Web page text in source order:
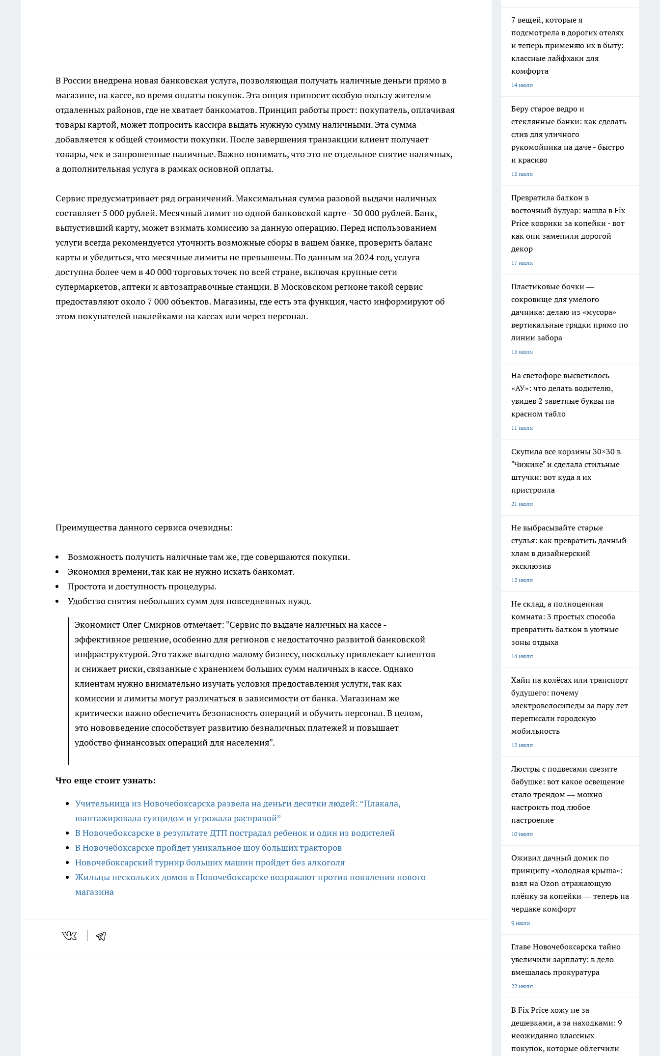
В России внедрена новая банковская услуга, позволяющая получать наличные деньги прямо в
магазине, на кассе, во время оплаты покупок. Эта опция приносит особую пользу жителям
отдаленных районов, где не хватает банкоматов. Принцип работы прост: покупатель, оплачивая
товары картой, может попросить кассира выдать нужную сумму наличными. Эта сумма
добавляется к общей стоимости покупки. После завершения транзакции клиент получает
товары, чек и запрошенные наличные. Важно понимать, что это не отдельное снятие наличных,
а дополнительная услуга в рамках основной оплаты.
Сервис предусматривает ряд ограничений. Максимальная сумма разовой выдачи наличных
составляет 5 000 рублей. Месячный лимит по одной банковской карте - 30 000 рублей. Банк,
выпустивший карту, может взимать комиссию за данную операцию. Перед использованием
услуги всегда рекомендуется уточнить возможные сборы в вашем банке, проверить баланс
карты и убедиться, что месячные лимиты не превышены. По данным на 2024 год, услуга
доступна более чем в 40 000 торговых точек по всей стране, включая крупные сети
супермаркетов, аптеки и автозаправочные станции. В Московском регионе такой сервис
предоставляют около 7 000 объектов. Магазины, где есть эта функция, часто информируют об
этом покупателей наклейками на кассах или через персонал.
Преимущества данного сервиса очевидны:
Возможность получить наличные там же, где совершаются покупки.
Экономия времени, так как не нужно искать банкомат.
Простота и доступность процедуры.
Удобство снятия небольших сумм для повседневных нужд.
Экономист Олег Смирнов отмечает: "Сервис по выдаче наличных на кассе -
эффективное решение, особенно для регионов с недостаточно развитой банковской
инфраструктурой. Это также выгодно малому бизнесу, поскольку привлекает клиентов
и снижает риски, связанные с хранением больших сумм наличных в кассе. Однако
клиентам нужно внимательно изучать условия предоставления услуги, так как
комиссии и лимиты могут различаться в зависимости от банка. Магазинам же
критически важно обеспечить безопасность операций и обучить персонал. В целом,
это нововведение способствует развитию безналичных платежей и повышает
удобство финансовых операций для населения".
Что еще стоит узнать:
Учительница из Новочебоксарска развела на деньги десятки людей: “Плакала,
шантажировала суицидом и угрожала расправой”
В Новочебоксарске в результате ДТП пострадал ребенок и один из водителей
В Новочебоксарске пройдет уникальное шоу больших тракторов
Новочебоксарский турнир больших машин пройдет без алкоголя
Жильцы нескольких домов в Новочебоксарске возражают против появления нового
магазина
7 вещей, которые я
подсмотрела в дорогих отелях
и теперь применяю их в быту:
классные лайфхаки для
комфорта
14 июля
Беру старое ведро и
стеклянные банки: как сделать
слив для уличного
рукомойника на даче - быстро
и красиво
13 июля
Превратила балкон в
восточный будуар: нашла в Fix
Price коврики за копейки - вот
как они заменили дорогой
декор
17 июля
Пластиковые бочки —
сокровище для умелого
дачника: делаю из «мусора»
вертикальные грядки прямо по
линии забора
13 июля
На светофоре высветилось
«АУ»: что делать водителю,
увидев 2 заветные буквы на
красном табло
11 июля
Скупила все корзины 30×30 в
"Чижике" и сделала стильные
штучки: вот куда я их
пристроила
21 июля
Не выбрасывайте старые
стулья: как превратить дачный
хлам в дизайнерский
эксклюзив
12 июля
Не склад, а полноценная
комната: 3 простых способа
превратить балкон в уютные
зоны отдыха
14 июля
Хайп на колёсах или транспорт
будущего: почему
электровелосипеды за пару лет
переписали городскую
мобильность
12 июля
Люстры с подвесами свезите
бабушке: вот какое освещение
стало трендом — можно
настроить под любое
настроение
10 июля
Оживил дачный домик по
принципу «холодная крыша»:
взял на Ozon отражающую
плёнку за копейки — теперь на
чердаке комфорт
9 июля
Главе Новочебоксарска тайно
увеличили зарплату: в дело
вмешалась прокуратура
22 июля
В Fix Price хожу не за
дешевками, а за находками: 9
неожиданно классных
покупок, которые облегчили